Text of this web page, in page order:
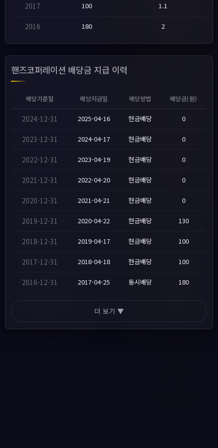
2017 100 1.1
2016 180 2
핸즈코퍼레이션 배당금 지급 이력
배당기준일 배당지급일 배당방법 배당금(원)
2024-12-31 2025-04-16 현금배당 0
2023-12-31 2024-04-17 현금배당 0
2022-12-31 2023-04-19 현금배당 0
2021-12-31 2022-04-20 현금배당 0
2020-12-31 2021-04-21 현금배당 0
2019-12-31 2020-04-22 현금배당 130
2018-12-31 2019-04-17 현금배당 100
2017-12-31 2018-04-18 현금배당 100
2016-12-31 2017-04-25 동시배당 180
더 보기 ▼